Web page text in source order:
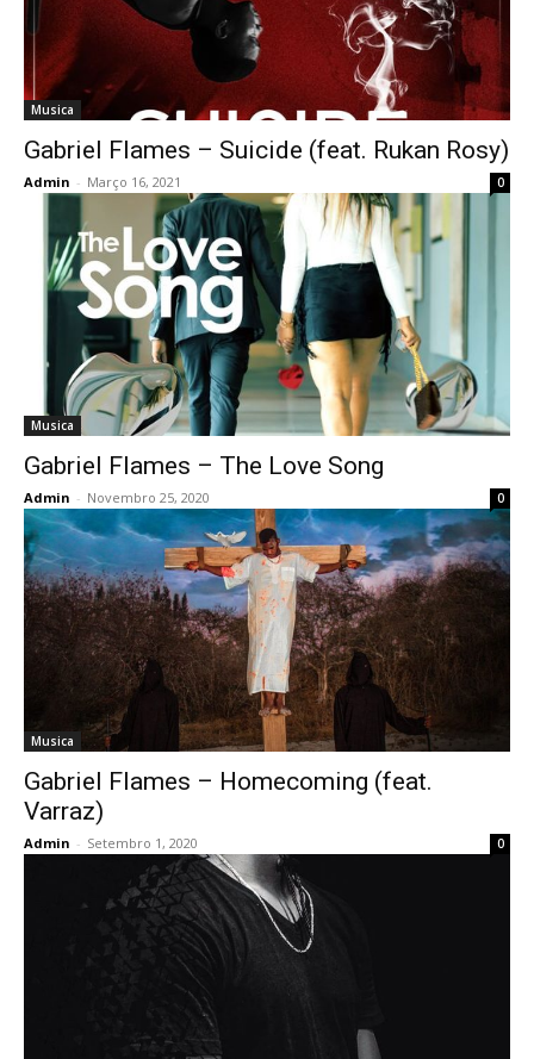
Musica
Gabriel Flames – Suicide (feat. Rukan Rosy)
Admin - Março 16, 2021 0
Musica
Gabriel Flames – The Love Song
Admin - Novembro 25, 2020 0
Musica
Gabriel Flames – Homecoming (feat.
Varraz)
Admin - Setembro 1, 2020 0